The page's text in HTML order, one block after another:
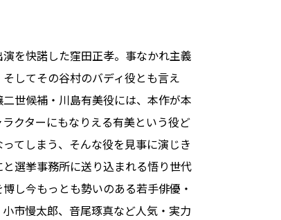
を快諾した窪田正孝。事なかれ主義
してその谷村のバディ役とも言え
世候補・川島有美役には、本作が本
クターにもなりえる有美という役ど
てしまう、そんな役を見事に演じき
選挙事務所に送り込まれる悟り世代
し今もっとも勢いのある若手俳優・
市慢太郎、音尾琢真など人気・実力